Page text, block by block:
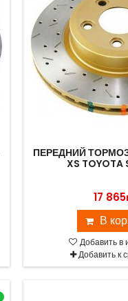
ПЕРЕДНИЙ
XS TOYOTA
17
В
Добавить в
Добавить к